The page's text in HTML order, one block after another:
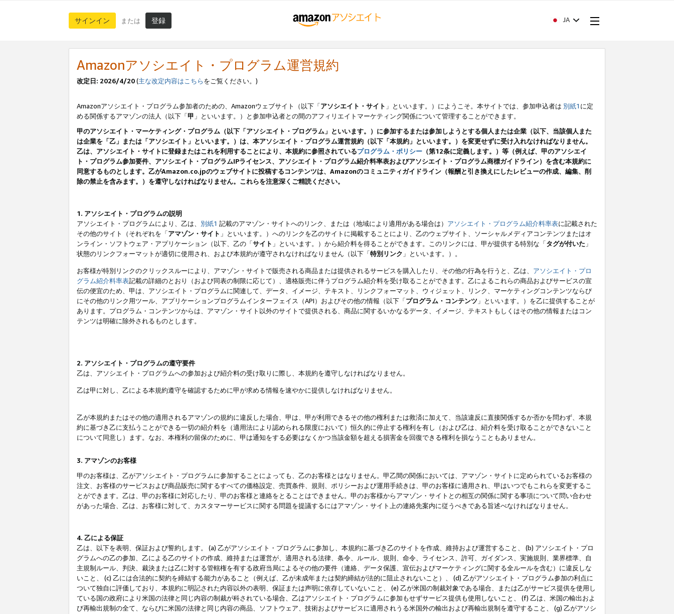
サインイン または 登録 JA
Amazonアソシエイト・プログラム運営規約
改定日: 2026/4/20(主な改定内容はこちらをご覧ください。)
Amazonアソシエイト・プログラム参加者のための、Amazonウェブサイト（以下「アソシエイト・サイト 」といいます。）にようこそ。本サイトでは、参加申込者は 別紙1 に定
める関係するアマゾンの法人（以下「甲 」といいます。）と参加申込者との間のアフィリエイトマーケティング関係について管理することができます。
甲のアソシエイト・マーケティング・プログラム（以下「アソシエイト・プログラム」といいます。）に参加するまたは参加しようとする個人または企業（以下、当該個人また
は企業を「乙」または「アソシエイト」といいます。）は、本アソシエイト・プログラム運営規約（以下「本規約」といいます。）を変更せずに受け入れなければなりません。
乙は、アソシエイト・サイトに登録またはこれを利用することにより、本規約に参照されているプログラム・ポリシー （第12条に定義します。）等（例えば、甲のアソシエイ
ト・プログラム参加要件、アソシエイト・プログラムIPライセンス、アソシエイト・プログラム紹介料率表およびアソシエイト・プログラム商標ガイドライン）を含む本規約に
同意するものとします。乙がAmazon.co.jpのウェブサイトに投稿するコンテンツは、Amazonのコミュニティガイドライン（報酬と引き換えにしたレビューの作成、編集、削
除の禁止を含みます。）を遵守しなければなりません。これらを注意深くご精読ください。
1. アソシエイト・プログラムの説明
アソシエイト・プログラムにより、乙は、 別紙1 記載のアマゾン・サイトへのリンク、または（地域により適用がある場合は） アソシエイト・プログラム紹介料率表に記載された
その他のサイト（それぞれを「アマゾン・サイト 」といいます。）へのリンクを乙のサイトに掲載することにより、乙のウェブサイト、ソーシャルメディアコンテンツまたはオ
ンライン・ソフトウェア・アプリケーション（以下、乙の「サイト 」といいます。）から紹介料を得ることができます。このリンクには、甲が提供する特別な「タグが付いた 」
状態のリンクフォーマットが適切に使用され、および本規約が遵守されなければなりません（以下「特別リンク 」といいます。）。
お客様が特別リンクのクリックスルーにより、アマゾン・サイトで販売される商品または提供されるサービスを購入したり、その他の行為を行うと、乙は、 アソシエイト・プロ
グラム紹介料率表記載の詳細のとおり（および同表の制限に応じて）、適格販売に伴うプログラム紹介料を受け取ることができます。乙によるこれらの商品およびサービスの宣
伝の便宜のため、甲は、アソシエイト・プログラムに関連して、データ、イメージ、テキスト、リンクフォーマット、ウィジェット、リンク、マーケティングコンテンツならび
にその他のリンク用ツール、アプリケーションプログラムインターフェイス（API）およびその他の情報（以下「プログラム・コンテンツ 」といいます。）を乙に提供することが
あります。プログラム・コンテンツからは、アマゾン・サイト以外のサイトで提供される、商品に関するいかなるデータ、イメージ、テキストもしくはその他の情報またはコン
テンツは明確に除外されるものとします。
2. アソシエイト・プログラムの遵守要件
乙は、アソシエイト・プログラムへの参加および紹介料の受け取りに際し、本規約を遵守しなければなりません。
乙は甲に対し、乙による本規約遵守を確認するために甲が求める情報を速やかに提供しなければなりません。
乙が本規約またはその他の適用されるアマゾンの規約に違反した場合、甲は、甲が利用できるその他の権利または救済に加えて、当該違反に直接関係するか否かを問わず、本規
約に基づき乙に支払うことができる一切の紹介料を（適用法により認められる限度において）恒久的に停止する権利を有し（および乙は、紹介料を受け取ることができないこと
について同意し）ます。なお、本権利の留保のために、甲は通知をする必要はなくかつ当該金額を超える損害金を回復できる権利を損なうこともありません。
3. アマゾンのお客様
甲のお客様は、乙がアソシエイト・プログラムに参加することによっても、乙のお客様とはなりません。甲乙間の関係においては、アマゾン・サイトに定められているお客様の
注文、お客様のサービスおよび商品販売に関するすべての価格設定、売買条件、規則、ポリシーおよび運用手続きは、甲のお客様に適用され、甲はいつでもこれらを変更するこ
とができます。乙は、甲のお客様に対応したり、甲のお客様と連絡をとることはできません。甲のお客様からアマゾン・サイトとの相互の関係に関する事項について問い合わせ
があった場合、乙は、お客様に対して、カスタマーサービスに関する問題を提議するにはアマゾン・サイト上の連絡先案内に従うべきである旨述べなければなりません。
4. 乙による保証
乙は、以下を表明、保証および誓約します。 (a) 乙がアソシエイト・プログラムに参加し、本規約に基づき乙のサイトを作成、維持および運営すること、 (b) アソシエイト・プロ
グラムへの乙の参加、乙による乙のサイトの作成、維持または運営が、適用される法律、条令、ルール、規則、命令、ライセンス、許可、ガイダンス、実施規則、業界標準、自
主規制ルール、判決、裁決または乙に対する管轄権を有する政府当局によるその他の要件（連絡、データ保護、宣伝およびマーケティングに関する全ルールを含む）に違反しな
いこと、 (c) 乙には合法的に契約を締結する能力があること（例えば、乙が未成年または契約締結が法的に阻止されないこと）、 (d) 乙がアソシエイト・プログラム参加の利点に
ついて独自に評価しており、本規約に明記された内容以外の表明、保証または声明に依存していないこと、 (e) 乙が米国の制裁対象である場合、または乙がサービス提供を使用し
ている国の政府により米国の法律と同じ内容の制裁が科されている場合、乙はアソシエイト・プログラムに参加もせずサービス提供も使用しないこと、 (f) 乙は、米国の輸出およ
び再輸出規制の全て、ならびに米国の法律と同じ内容の商品、ソフトウェア、技術およびサービスに適用されうる米国外の輸出および再輸出規制を遵守すること、 (g) 乙がアソシ